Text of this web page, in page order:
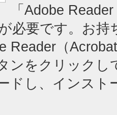
「Adobe
必要です。お持
Reader（
ンをクリックし
ドし、インスト